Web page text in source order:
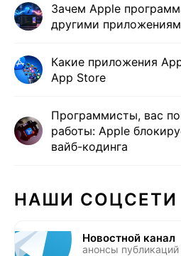
Зачем Apple
другими
Какие приложения
App Store
Программисты, вас
работы: Apple
вайб-кодинга
НАШИ СОЦСЕТИ
Новостной канал
анонсы публикаций